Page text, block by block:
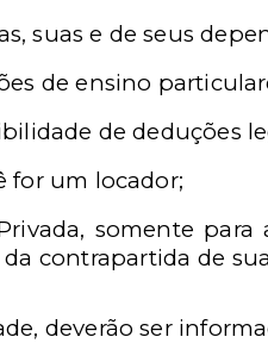
suas e de seus
de ensino
de deduções
for um locador;
somente para
contrapartida de
deverão ser